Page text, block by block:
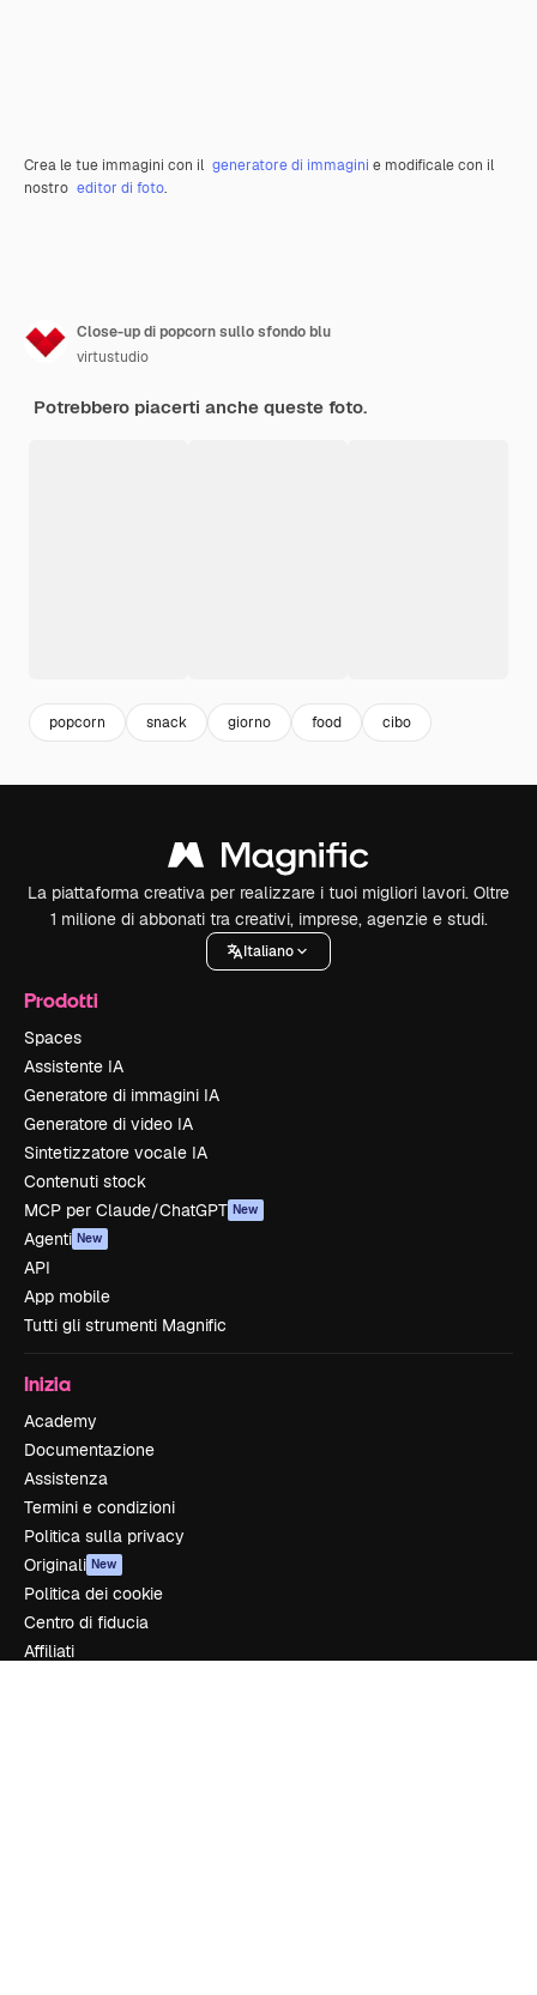
Crea le tue immagini con il generatore di immagini e modificale con il
nostro editor di foto.
Close-up di popcorn sullo sfondo blu
virtustudio
Potrebbero piacerti anche queste foto.
popcorn snack giorno food cibo
La piattaforma creativa per realizzare i tuoi migliori lavori. Oltre
1 milione di abbonati tra creativi, imprese, agenzie e studi.
Italiano
Prodotti
Spaces
Assistente IA
Generatore di immagini IA
Generatore di video IA
Sintetizzatore vocale IA
Contenuti stock
MCP per Claude/ChatGPT New
Agenti New
API
App mobile
Tutti gli strumenti Magnific
Inizia
Academy
Documentazione
Assistenza
Termini e condizioni
Politica sulla privacy
Originali New
Politica dei cookie
Centro di fiducia
Affiliati